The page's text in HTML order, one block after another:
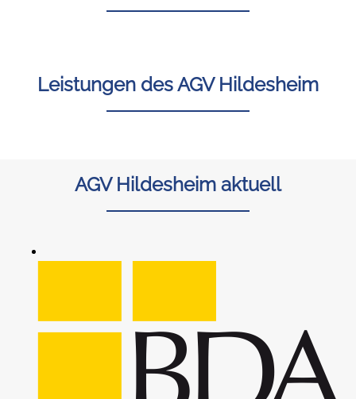
Leistungen des AGV Hildesheim
AGV Hildesheim aktuell